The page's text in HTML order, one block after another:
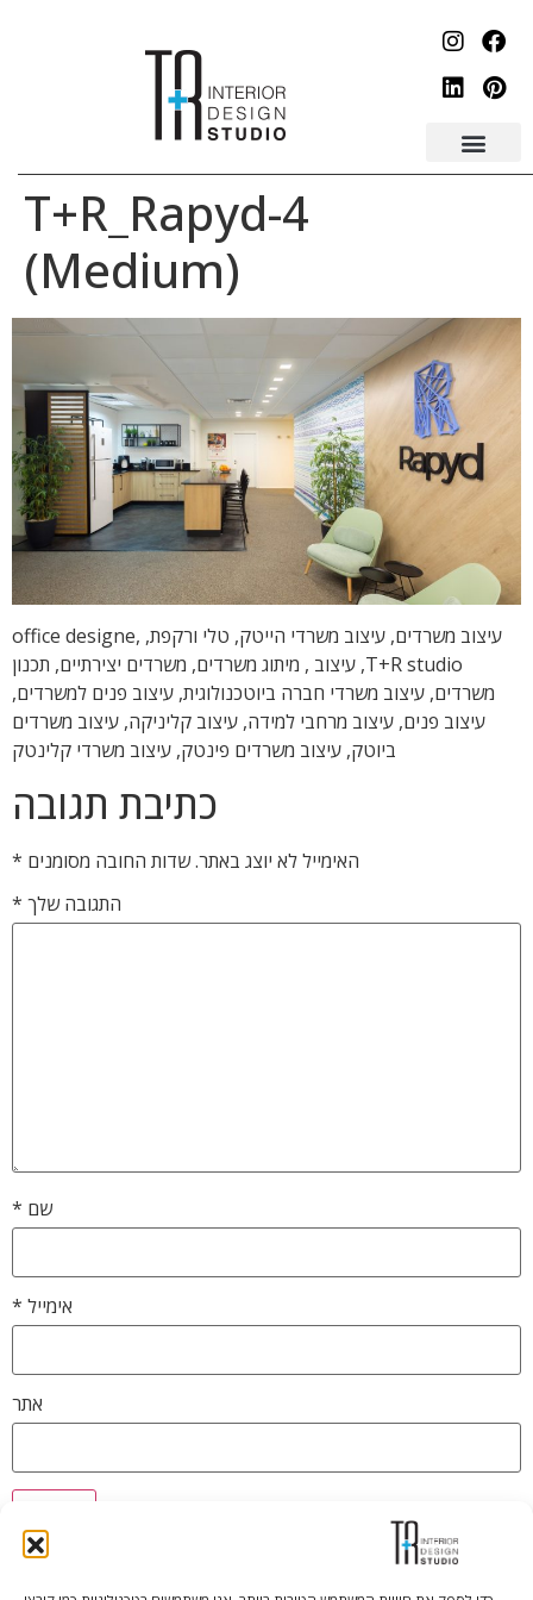
T+R_Rapyd-4
(Medium)
עיצוב משרדים, עיצוב משרדי הייטק, טלי ורקפת, office designe,
T+R studio, עיצוב , מיתוג משרדים, משרדים יצירתיים, תכנון
משרדים, עיצוב משרדי חברה ביוטכנולוגית, עיצוב פנים למשרדים,
עיצוב פנים, עיצוב מרחבי למידה, עיצוב קליניקה, עיצוב משרדים
ביוטק, עיצוב משרדים פינטק, עיצוב משרדי קלינטק
כתיבת תגובה
האימייל לא יוצג באתר.שדות החובה מסומנים *
התגובה שלך *
שם *
אימייל *
אתר